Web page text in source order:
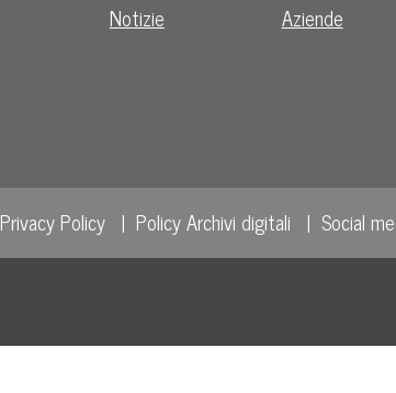
Notizie
Aziende
Privacy Policy Policy Archivi digitali Social